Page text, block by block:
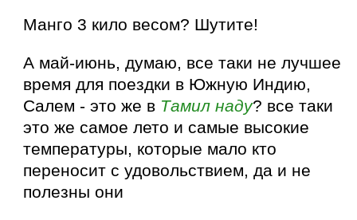
Манго 3 кило весом? Шутите!
А май-июнь, думаю, все таки не лучшее
время для поездки в Южную Индию,
Салем - это же в Тамил наду? все таки
это же самое лето и самые высокие
температуры, которые мало кто
переносит с удовольствием, да и не
полезны они